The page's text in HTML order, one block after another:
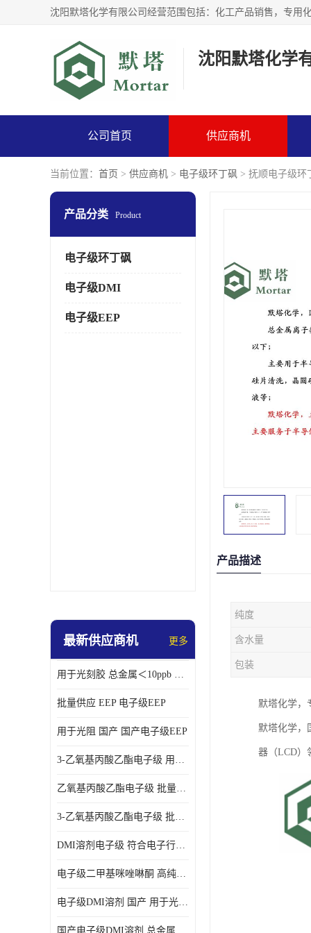
沈阳默塔化学
公司首页 供应商机
当前位置： 首页 > 供应商机 > 电子级环丁砜 > 抚顺电子级环
产品分类 Product
电子级环丁砜
电子级DMI
电子级EEP
最新供应商机 更多
用于光刻胶 总金属＜10ppb 电子级EEP溶剂
批量供应 EEP 电子级EEP
用于光阻 国产 国产电子级EEP
3-乙氧基丙酸乙酯电子级 用于剥离液 国产
乙氧基丙酸乙酯电子级 批量供应 电子级
3-乙氧基丙酸乙酯电子级 批量供应
DMI溶剂电子级 符合电子行业要求
电子级二甲基咪唑啉酮 高纯度 用于光阻
电子级DMI溶剂 国产 用于光刻胶
产品描述
纯度
含水量
包装
默塔化学，
默塔化学，
器（LCD）